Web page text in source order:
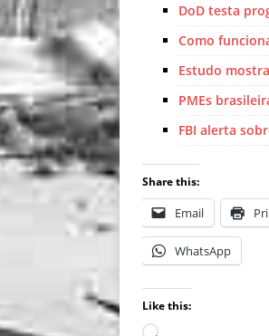
DoD testa
Como
Estudo
PMEs
FBI alerta
Share this:
Email
WhatsApp
Like this: